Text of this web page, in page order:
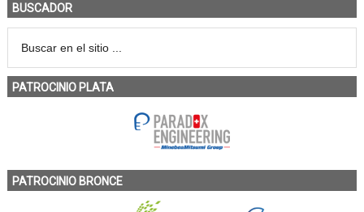
BUSCADOR
PATROCINIO PLATA
PATROCINIO BRONCE